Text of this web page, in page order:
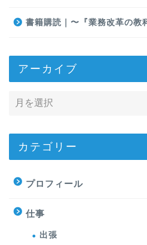
書籍購読｜〜『業務改革の教
アーカイブ
カテゴリー
プロフィール
仕事
出張